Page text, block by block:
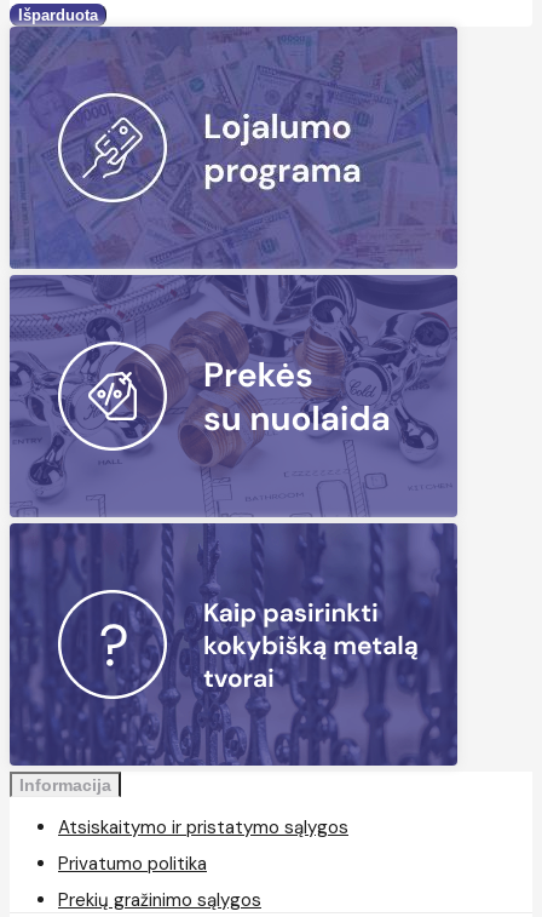
Informacija
Atsiskaitymo ir pristatymo sąlygos
Privatumo politika
Prekių gražinimo sąlygos